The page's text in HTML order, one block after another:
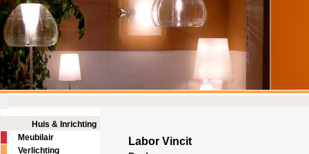
Labor Vincit
Huis & Inrichting
Meubilair
Verlichting